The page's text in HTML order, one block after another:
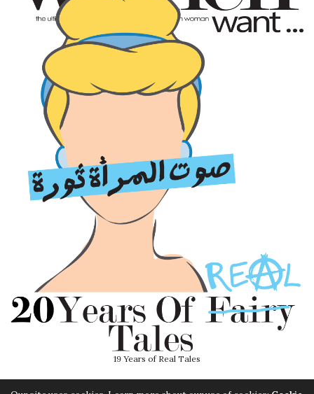
19 Years of Real Tales